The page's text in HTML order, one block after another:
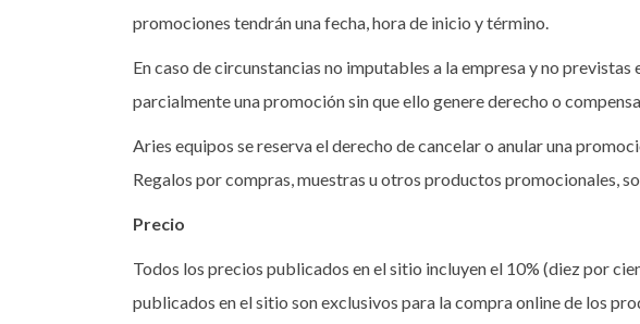
promociones tendrán una fecha, hora de inicio y término.
En caso de circunstancias no imputables a la empresa y no
parcialmente una promoción sin que ello genere derecho o
Aries equipos se reserva el derecho de cancelar o anular una
Regalos por compras, muestras u otros productos promocionales,
Precio
Todos los precios publicados en el sitio incluyen el 10% (diez por
publicados en el sitio son exclusivos para la compra online de los